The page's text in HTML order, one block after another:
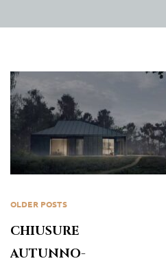
OLDER POSTS
CHIUSURE
AUTUNNO-